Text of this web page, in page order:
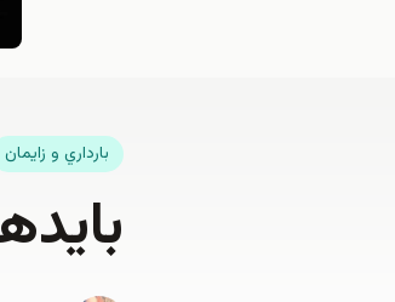
بارداري و زايمان